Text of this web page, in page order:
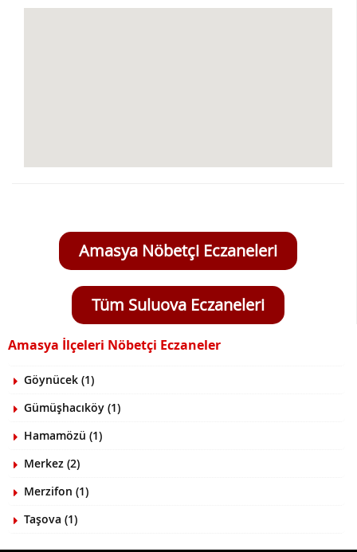
Amasya Nöbetçi Eczaneleri
Tüm Suluova Eczaneleri
Amasya İlçeleri Nöbetçi Eczaneler
Göynücek (1)
Gümüşhacıköy (1)
Hamamözü (1)
Merkez (2)
Merzifon (1)
Taşova (1)